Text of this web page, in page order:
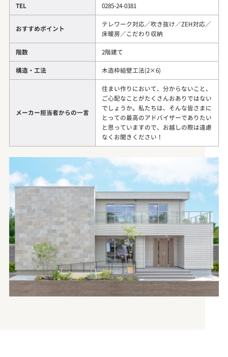
TEL
0285-24-0381
おすすめポイント
テレワーク対応／吹き抜け／ZEH対応／
床暖房／こだわり収納
階数
2階建て
構造・工法
木造枠組壁工法(2×6)
メーカー担当者からの一言
住まい作りにおいて、分からないこと、
ご心配なことがたくさんおありではない
でしょうか。私たちは、そんな皆さまに
とっての最高のアドバイザーでありたい
と思っていますので、お越しの際は遠慮
なくお聞きください！